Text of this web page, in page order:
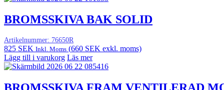
BROMSSKIVA BAK SOLID
Artikelnummer: 76650R
825 SEK Inkl. Moms (660 SEK exkl. moms)
Lägg till i varukorg Läs mer
BROMSSKIVA FRAM VENTILERAD